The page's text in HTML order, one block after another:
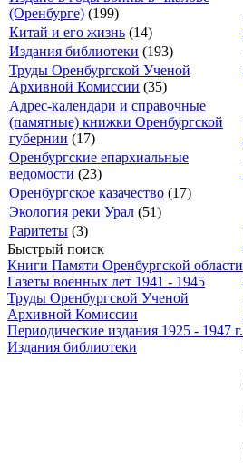
(Оренбурге) (199)
Китай и его жизнь (14)
Издания библиотеки (193)
Труды Оренбургской Ученой
Архивной Комиссии (35)
Адрес-календари и справочные
(памятные) книжки Оренбургской
губернии (17)
Оренбургские епархиальные
ведомости (23)
Оренбургское казачество (17)
Экология реки Урал (51)
Раритеты (3)
Быстрый поиск
Книги Памяти Оренбургской области
Газеты военных лет 1941 - 1945
Труды Оренбургской Ученой
Архивной Комиссии
Периодические издания 1925 - 1947 г.
Издания библиотеки